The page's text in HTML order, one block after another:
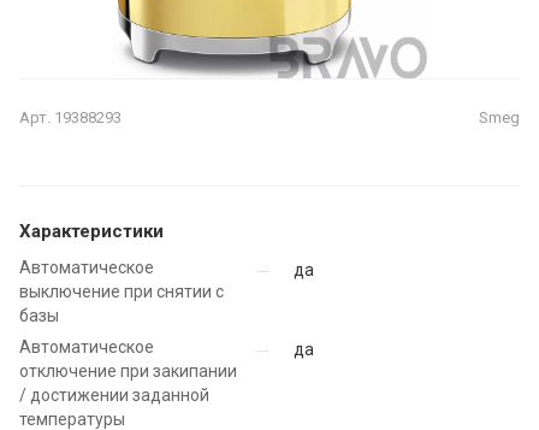
Арт. 19388293 Smeg
Характеристики
Автоматическое
выключение при снятии с
базы
да
Автоматическое
отключение при закипании
/ достижении заданной
температуры
да